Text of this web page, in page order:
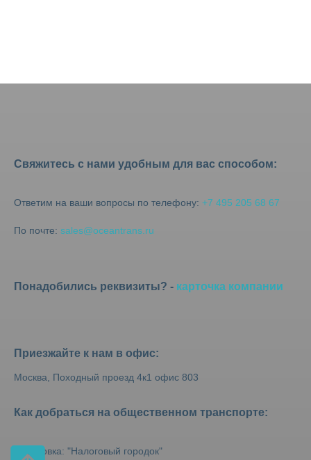
Свяжитесь с нами удобным для вас способом:
Ответим на ваши вопросы по телефону: +7 495 205 68 67
По почте: sales@oceantrans.ru
Понадобились реквизиты? - карточка компании
Приезжайте к нам в офис:
Москва, Походный проезд 4к1 офис 803
Как добраться на общественном транспорте:
Остановка: "Налоговый городок"